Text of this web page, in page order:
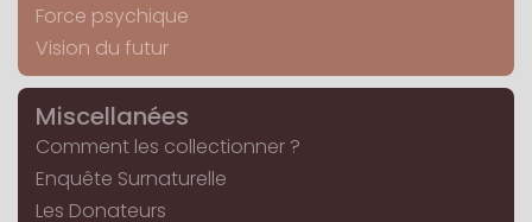
Force psychique
Vision du futur
Miscellanées
Comment les collectionner ?
Enquête Surnaturelle
Les Donateurs